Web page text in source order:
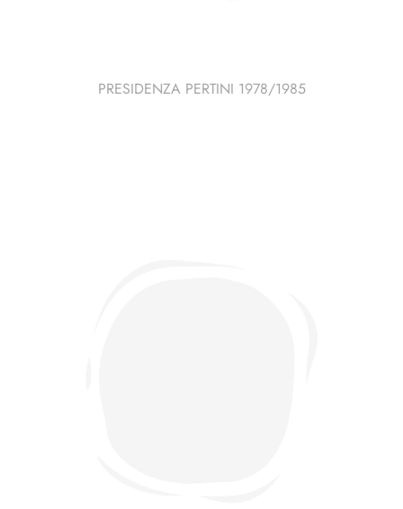
PRESIDENZA PERTINI 1978/1985